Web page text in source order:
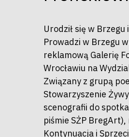
Urodził się w
Prowadzi w Brzegu
reklamową Galerię
Wrocławiu na
Związany z grupą
Stowarzyszenie
scenografii do
piśmie SŻP
Kontynuacja i